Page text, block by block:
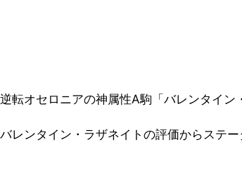
逆転オセロニアの神属性A駒「バレンタイン
バレンタイン・ラザネイトの評価からステ